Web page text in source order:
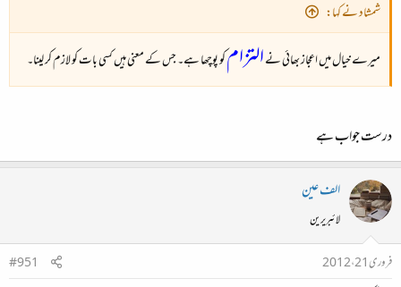
شمشاد نے کہا:
میرے خیال میں اعجاز بھائی نےالتزامکو پوچھا ہے۔ جس کے معنی ہیں کسی بات کو لازم کر لینا۔
درست جواب ہے
الف عین
لائبریرین
فروری 21، 2012
#951